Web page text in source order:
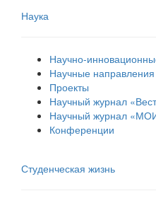
Наука
Научно-
Научные направления
Проекты
Научный журнал
Научный журнал
Конференции
Студенческая жизнь